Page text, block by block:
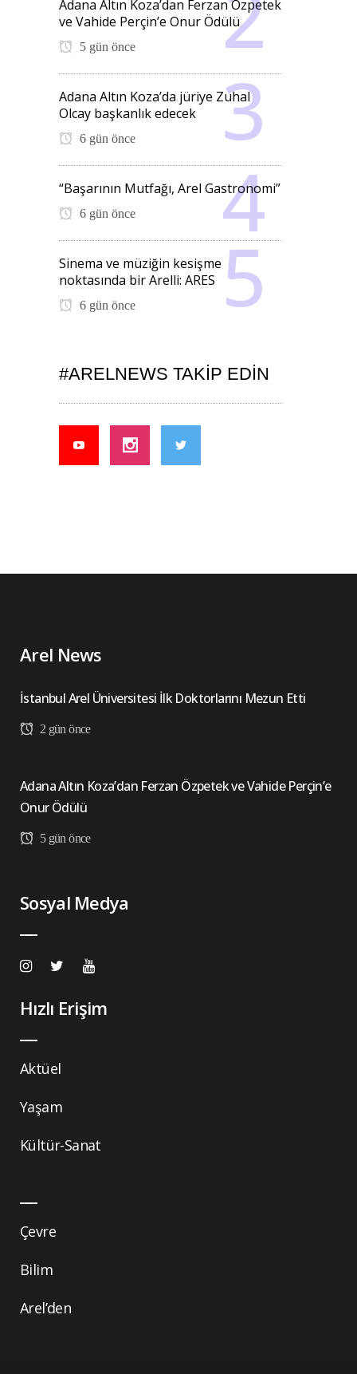
Adana Altın Koza’dan Ferzan Özpetek
ve Vahide Perçin’e Onur Ödülü
5 gün önce
Adana Altın Koza’da jüriye Zuhal
Olcay başkanlık edecek
6 gün önce
“Başarının Mutfağı, Arel Gastronomi”
6 gün önce
Sinema ve müziğin kesişme
noktasında bir Arelli: ARES
6 gün önce
#ARELNEWS TAKIP EDIN
Arel News
İstanbul Arel Üniversitesi İlk Doktorlarını Mezun Etti
2 gün önce
Adana Altın Koza’dan Ferzan Özpetek ve Vahide Perçin’e
Onur Ödülü
5 gün önce
Sosyal Medya
Hızlı Erişim
Aktüel
Yaşam
Kültür-Sanat
Çevre
Bilim
Arel’den